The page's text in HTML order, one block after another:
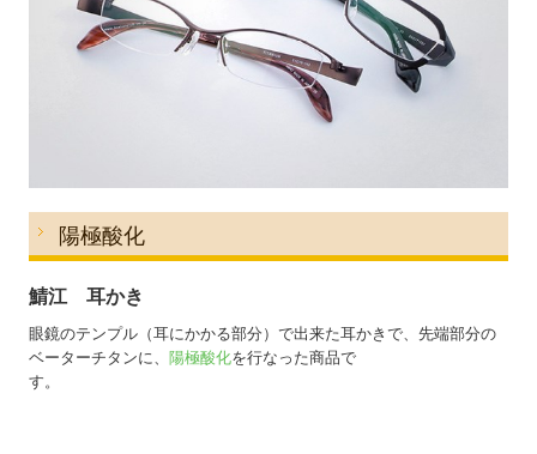
陽極酸化
鯖江 耳かき
眼鏡のテンプル（耳にかかる部分）で出来た耳かきで、先端部分の
ベーターチタンに、 陽極酸化を行なった商品で
す。